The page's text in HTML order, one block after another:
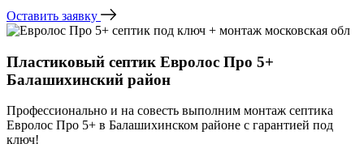
Оставить заявку
Пластиковый септик Евролос Про 5+
Балашихинский район
Профессионально и на совесть выполним монтаж септика
Евролос Про 5+ в Балашихинском районе с гарантией под
ключ!